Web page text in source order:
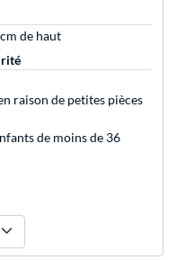
de haut
raison de petites pièces
de moins de 36